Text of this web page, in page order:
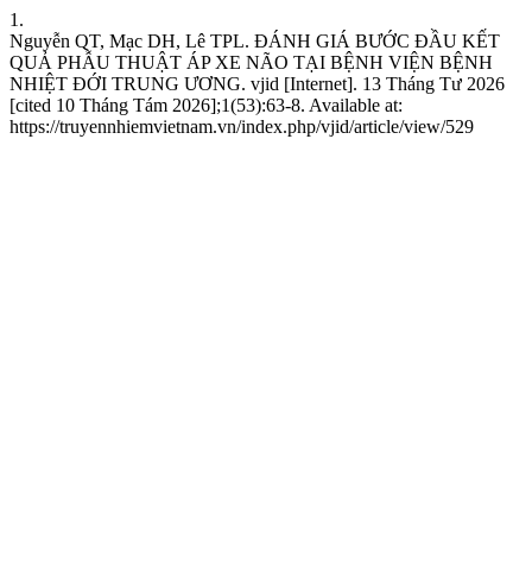
1.
Nguyễn QT, Mạc DH, Lê TPL. ĐÁNH GIÁ BƯỚC ĐẦU KẾT
QUẢ PHẪU THUẬT ÁP XE NÃO TẠI BỆNH VIỆN BỆNH
NHIỆT ĐỚI TRUNG ƯƠNG. vjid [Internet]. 13 Tháng Tư 2026
[cited 10 Tháng Tám 2026];1(53):63-8. Available at:
https://truyennhiemvietnam.vn/index.php/vjid/article/view/529